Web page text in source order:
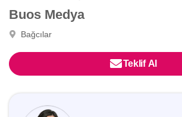
Buos Medya
Bağcılar
Teklif Al